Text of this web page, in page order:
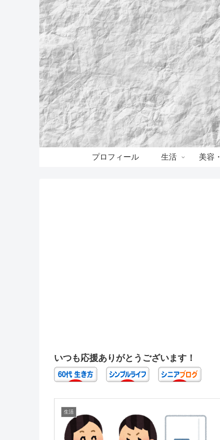
プロフィール 生活 美容
いつも応援ありがとうございます！
生活